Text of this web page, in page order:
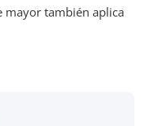
mayor también aplica